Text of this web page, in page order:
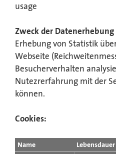
usage
Zweck der Datenerhebung
Erhebung von Statistik
Webseite
Besucherverhalten
Nutezrerfahrung mit der
können.
Cookies:
Name Lebensdauer